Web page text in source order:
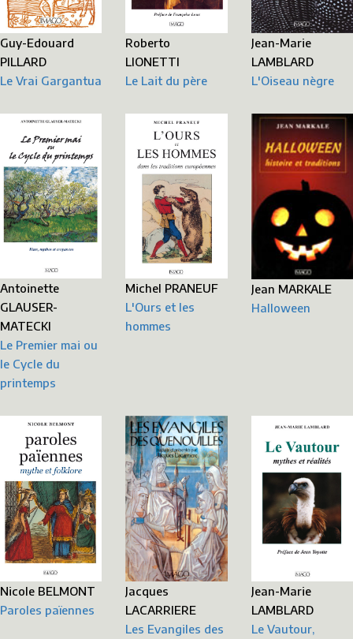
Guy-Edouard
PILLARD
Le Vrai Gargantua
Roberto
LIONETTI
Le Lait du père
Jean-Marie
LAMBLARD
L'Oiseau nègre
Antoinette
GLAUSER-
MATECKI
Le Premier mai ou
le Cycle du
printemps
Michel PRANEUF
L'Ours et les
hommes
Jean MARKALE
Halloween
Nicole BELMONT
Paroles païennes
Jacques
LACARRIERE
Les Evangiles des
Jean-Marie
LAMBLARD
Le Vautour,